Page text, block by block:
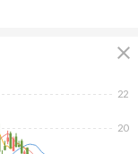
close
20
22